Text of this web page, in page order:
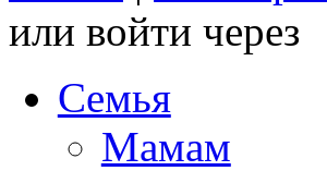
или войти через
Семья
Мамам